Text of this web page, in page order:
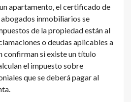
apartamento, el certificado de
inmobiliarios se
de la propiedad están al
o deudas aplicables a
confirman si existe un título
el impuesto sobre
que se deberá pagar al